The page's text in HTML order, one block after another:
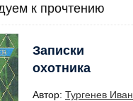
к прочтению
Записки
охотника
Автор: Тургенев Иван